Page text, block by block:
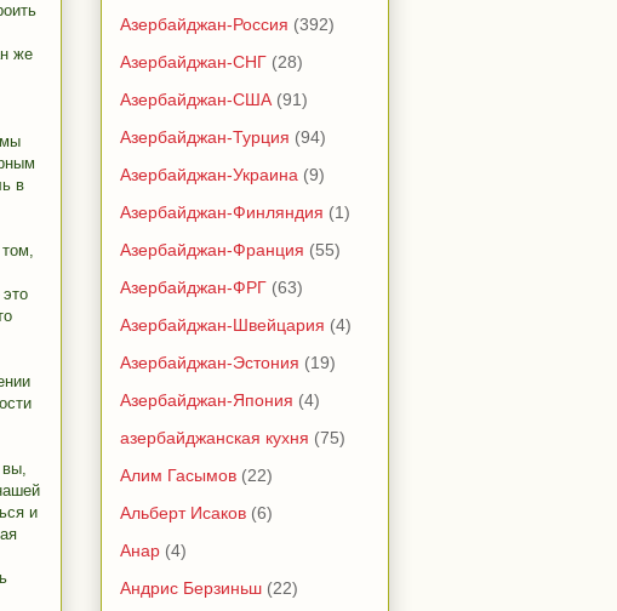
же
мы
в
вы,
и
Азербайджан-Россия (392)
Азербайджан-СНГ (28)
Азербайджан-США (91)
Азербайджан-Турция (94)
Азербайджан-Украина (9)
Азербайджан-Финляндия (1)
Азербайджан-Франция (55)
Азербайджан-ФРГ (63)
Азербайджан-Швейцария (4)
Азербайджан-Эстония (19)
Азербайджан-Япония (4)
азербайджанская кухня (75)
Алим Гасымов (22)
Альберт Исаков (6)
Анар (4)
Андрис Берзиньш (22)